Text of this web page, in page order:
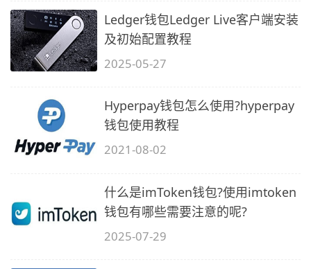
Ledger钱包Ledger Live客户端安装
及初始配置教程
2025-05-27
Hyperpay钱包怎么使用?hyperpay
钱包使用教程
2021-08-02
什么是imToken钱包?使用imtoken
钱包有哪些需要注意的呢?
2025-07-29